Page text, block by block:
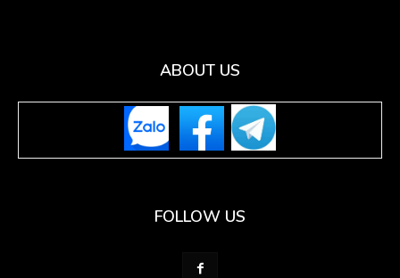
ABOUT US
FOLLOW US